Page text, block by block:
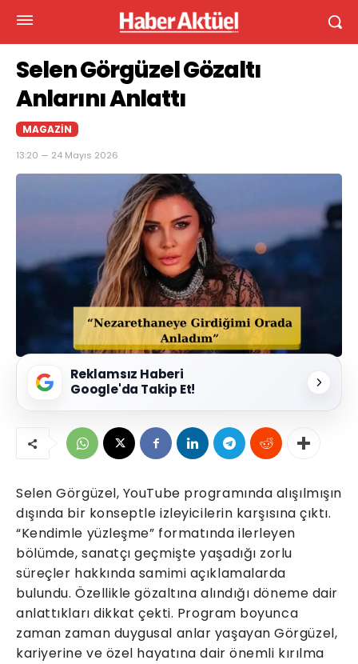
Selen Görgüzel Gözaltı
Anlarını Anlattı
MAGAZIN
13:20 — 24 Mayıs 2026
Reklamsız Haberi
Google'da Takip Et!
Selen Görgüzel, YouTube programında alışılmışın
dışında bir konseptle izleyicilerin karşısına çıktı.
“Kendimle yüzleşme” formatında ilerleyen
bölümde, sanatçı geçmişte yaşadığı zorlu
süreçler hakkında samimi açıklamalarda
bulundu. Özellikle gözaltına alındığı döneme dair
anlattıkları dikkat çekti. Program boyunca
zaman zaman duygusal anlar yaşayan Görgüzel,
kariyerine ve özel hayatına dair önemli kırılma